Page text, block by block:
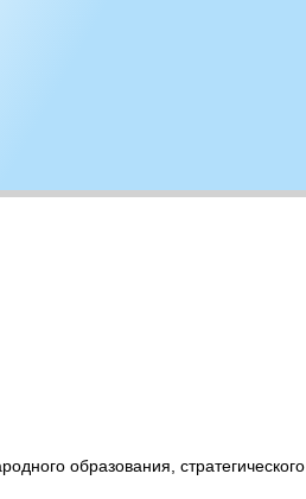
образования, стратегического